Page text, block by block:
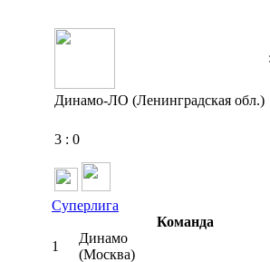
:
Динамо-ЛО (Ленинградская обл.)
3 : 0
Суперлига
Команда
1
Динамо
(Москва)